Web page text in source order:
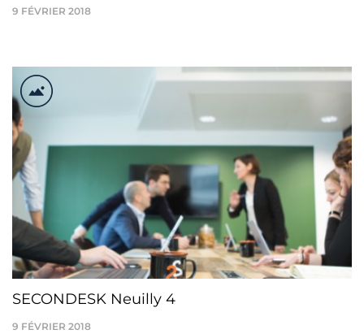
9 FÉVRIER 2018
SECONDESK Neuilly 4
9 FÉVRIER 2018